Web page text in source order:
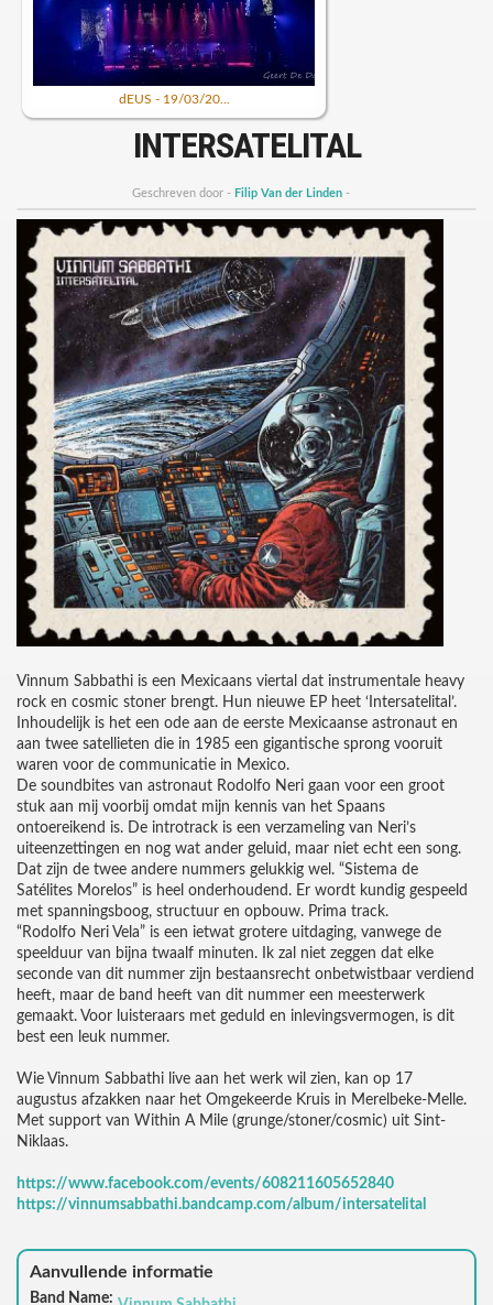
dEUS - 19/03/20...
INTERSATELITAL
Geschreven door - Filip Van der Linden -
Vinnum Sabbathi is een Mexicaans viertal dat instrumentale heavy
rock en cosmic stoner brengt. Hun nieuwe EP heet ‘Intersatelital’.
Inhoudelijk is het een ode aan de eerste Mexicaanse astronaut en
aan twee satellieten die in 1985 een gigantische sprong vooruit
waren voor de communicatie in Mexico.
De soundbites van astronaut Rodolfo Neri gaan voor een groot
stuk aan mij voorbij omdat mijn kennis van het Spaans
ontoereikend is. De introtrack is een verzameling van Neri’s
uiteenzettingen en nog wat ander geluid, maar niet echt een song.
Dat zijn de twee andere nummers gelukkig wel. “Sistema de
Satélites Morelos” is heel onderhoudend. Er wordt kundig gespeeld
met spanningsboog, structuur en opbouw. Prima track.
“Rodolfo Neri Vela” is een ietwat grotere uitdaging, vanwege de
speelduur van bijna twaalf minuten. Ik zal niet zeggen dat elke
seconde van dit nummer zijn bestaansrecht onbetwistbaar verdiend
heeft, maar de band heeft van dit nummer een meesterwerk
gemaakt. Voor luisteraars met geduld en inlevingsvermogen, is dit
best een leuk nummer.
Wie Vinnum Sabbathi live aan het werk wil zien, kan op 17
augustus afzakken naar het Omgekeerde Kruis in Merelbeke-Melle.
Met support van Within A Mile (grunge/stoner/cosmic) uit Sint-
Niklaas.
https://www.facebook.com/events/608211605652840
https://vinnumsabbathi.bandcamp.com/album/intersatelital
Aanvullende informatie
Band Name: